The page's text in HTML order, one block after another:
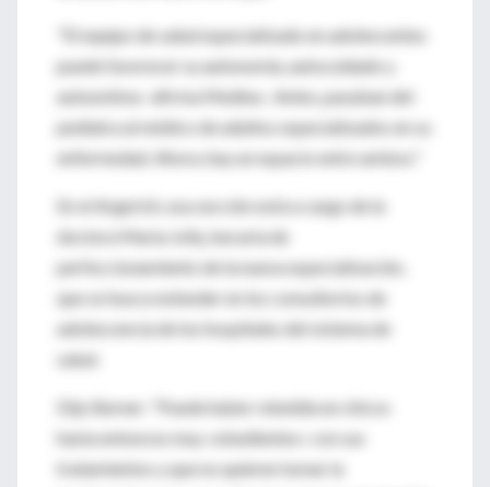
"El equipo de salud especializado en adolescentes
puede favorecer su autonomía, autocuidado y
autoestima -afirma Medina-. Antes, pasaban del
pediatra al médico de adultos especializados en su
enfermedad. Ahora, hay un espacio entre ambos."
En el Argerich, esa sección está a cargo de la
doctora María Jolly, becaria de
perfeccionamiento de la nueva especialización,
que se busca extender en los consultorios de
adolescencia de los hospitales del sistema de
salud.
Dijo Berner: "Puede haber rebeldía en chicos
hasta entonces muy «obedientes» con sus
tratamientos y que no quieren tomar la